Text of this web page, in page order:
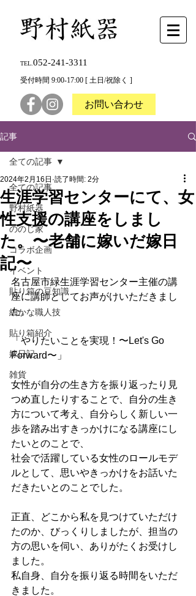
TEL. 052-241-3311
受付時間 9:00-17:00 [ 土日/祝除く ]
お問い合わせ
記事
全ての記事
野村紙器
ののじ家
コラボ企画
イベント
貼り箱の豆知識
細かな職人技
貼り箱紹介
嫁日記
雑貨
全ての記事
生涯学習センターにて、女
性支援の講座をしまし
た。〜老舗に嫁いだ嫁日
記〜
2024年2月16日 読了時間: 2分
名古屋市緑生涯学習センター主催の講
座に講師としてお声がけいただきまし
た。
「やりたいことを実現！〜Let's Go
Forward〜」
女性が自分の生き方を振り返ったり見
つめ直したりすることで、自分の生き
方について考え、自分らしく新しい一
歩を踏み出すきっかけになる講座にし
たいとのことで、
社会で活躍している女性のロールモデ
ルとして、思いやきっかけをお話いた
だきたいとのことでした。
正直、どこから私を見つけていただけ
たのか、びっくりしましたが、担当の
方の思いを伺い、ありがたくお受けし
ました。
私自身、自分を振り返る時間をいただ
きました。